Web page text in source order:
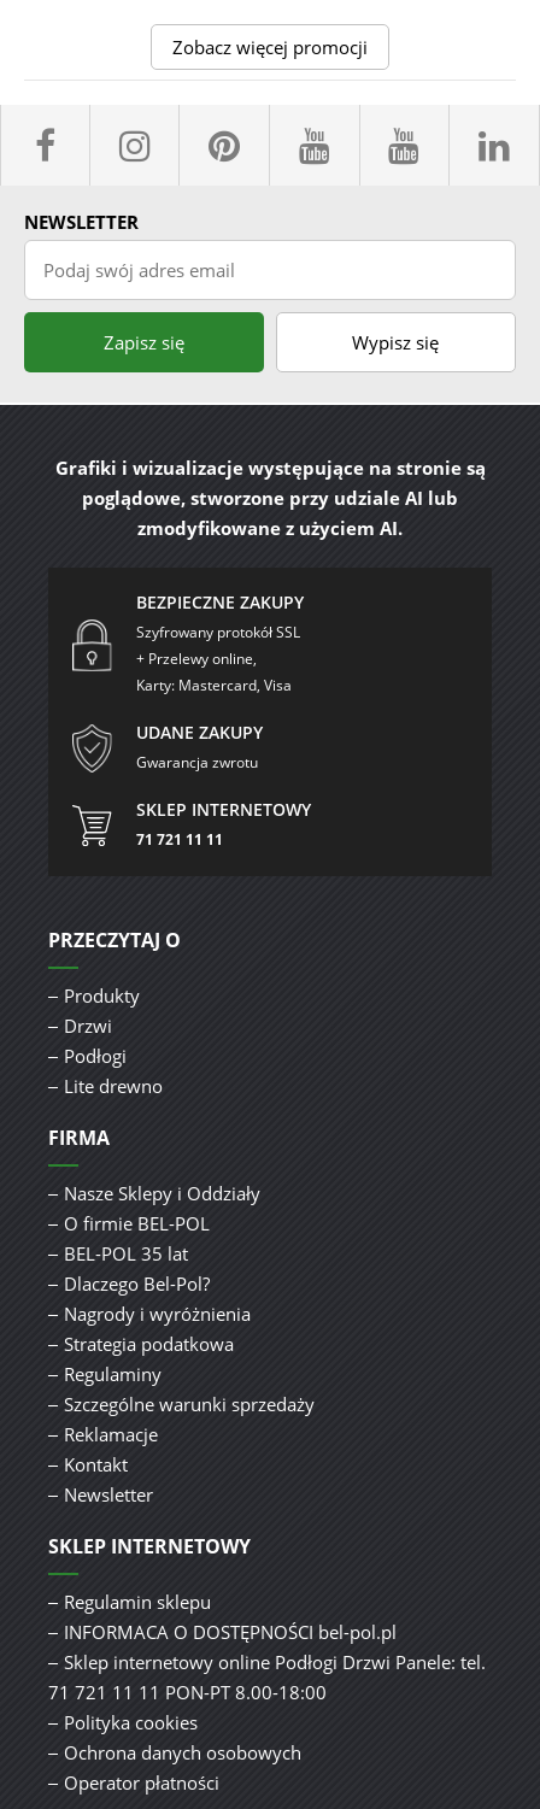
Zobacz więcej promocji
facebook sklepyBELPOL
instagram
pinterestyoutube
NEWSLETTER
Podaj swój adres email
Zapisz się Wypisz się
Grafiki i wizualizacje występujące na stronie są
poglądowe, stworzone przy udziale AI lub
zmodyfikowane z użyciem AI.
BEZPIECZNE ZAKUPY
Szyfrowany protokół SSL
+ Przelewy online,
Karty: Mastercard, Visa
UDANE ZAKUPY
Gwarancja zwrotu
SKLEP INTERNETOWY
71 721 11 11
PRZECZYTAJ O
Produkty
Drzwi
Podłogi
Lite drewno
FIRMA
Nasze Sklepy i Oddziały
O firmie BEL-POL
BEL-POL 35 lat
Dlaczego Bel-Pol?
Nagrody i wyróżnienia
Strategia podatkowa
Regulaminy
Szczególne warunki sprzedaży
Reklamacje
Kontakt
Newsletter
SKLEP INTERNETOWY
Regulamin sklepu
INFORMACA O DOSTĘPNOŚCI bel-pol.pl
Sklep internetowy online Podłogi Drzwi Panele: tel.
71 721 11 11 PON-PT 8.00-18:00
Polityka cookies
Ochrona danych osobowych
Operator płatności